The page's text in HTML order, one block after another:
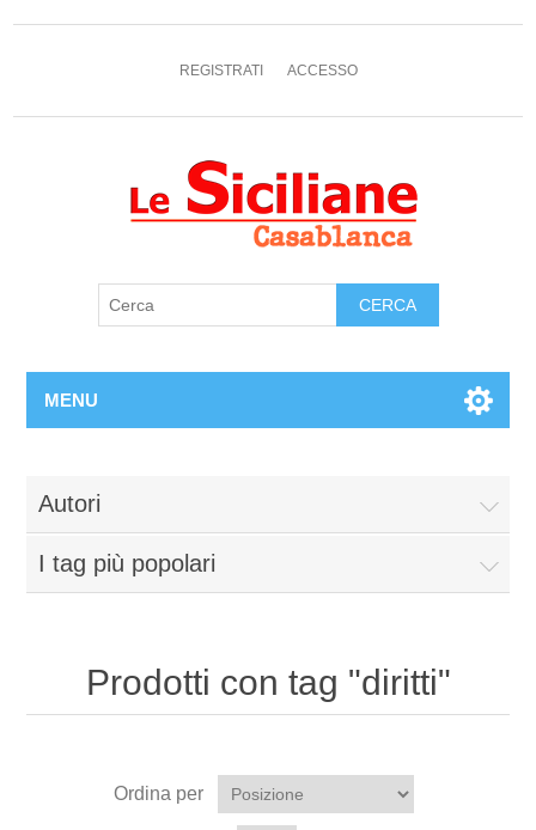
REGISTRATI ACCESSO
MENU
Autori
I tag più popolari
Prodotti con tag "diritti"
Ordina per